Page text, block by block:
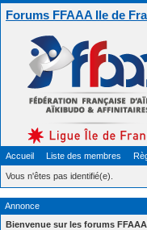
Forums FFAAA Ile de
Accueil Liste des membres
Vous n'êtes pas identifié(e).
Annonce
Bienvenue sur les forums FFAAA